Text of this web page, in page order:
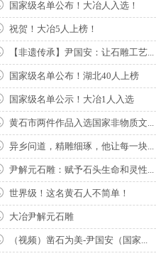
国家级名单公布！大冶人入选！
祝贺！大冶5人上榜！
【非遗传承】尹国安：让石雕工艺...
国家级名单公布！湖北40人上榜
国家级名单公示！大冶1人入选
黄石市两件作品入选国家非物质文...
异乡问道，精雕细琢，他让每一块...
尹解元石雕：赋予石头生命和灵性...
世界级！这名黄石人不简单！
大冶尹解元石雕
（视频）凿石为美-尹国安（国家...